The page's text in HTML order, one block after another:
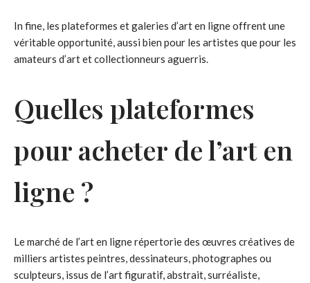
In fine, les plateformes et galeries d’art en ligne offrent une
véritable opportunité, aussi bien pour les artistes que pour les
amateurs d’art et collectionneurs aguerris.
Quelles plateformes
pour acheter de l’art en
ligne ?
Le marché de l’art en ligne répertorie des œuvres créatives de
milliers artistes peintres, dessinateurs, photographes ou
sculpteurs, issus de l’art figuratif, abstrait, surréaliste,